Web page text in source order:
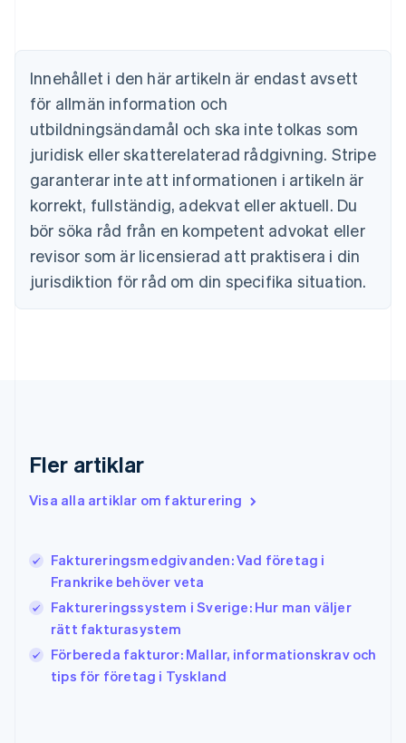
Innehållet i den här artikeln är endast avsett
för allmän information och
utbildningsändamål och ska inte tolkas som
juridisk eller skatterelaterad rådgivning. Stripe
garanterar inte att informationen i artikeln är
korrekt, fullständig, adekvat eller aktuell. Du
bör söka råd från en kompetent advokat eller
revisor som är licensierad att praktisera i din
jurisdiktion för råd om din specifika situation.
Fler artiklar
Visa alla artiklar om fakturering
Faktureringsmedgivanden: Vad företag i
Frankrike behöver veta
Faktureringssystem i Sverige: Hur man väljer
rätt fakturasystem
Förbereda fakturor: Mallar, informationskrav och
tips för företag i Tyskland
Bulgarien
Cypern
English
English
Estland
English
Fastlandskina
简体中文English
Finland
Frankrike
FrançaisEnglish
English
English
Japan
日本語English
English Français
Kroatien
EnglishItaliano
Lettland
English